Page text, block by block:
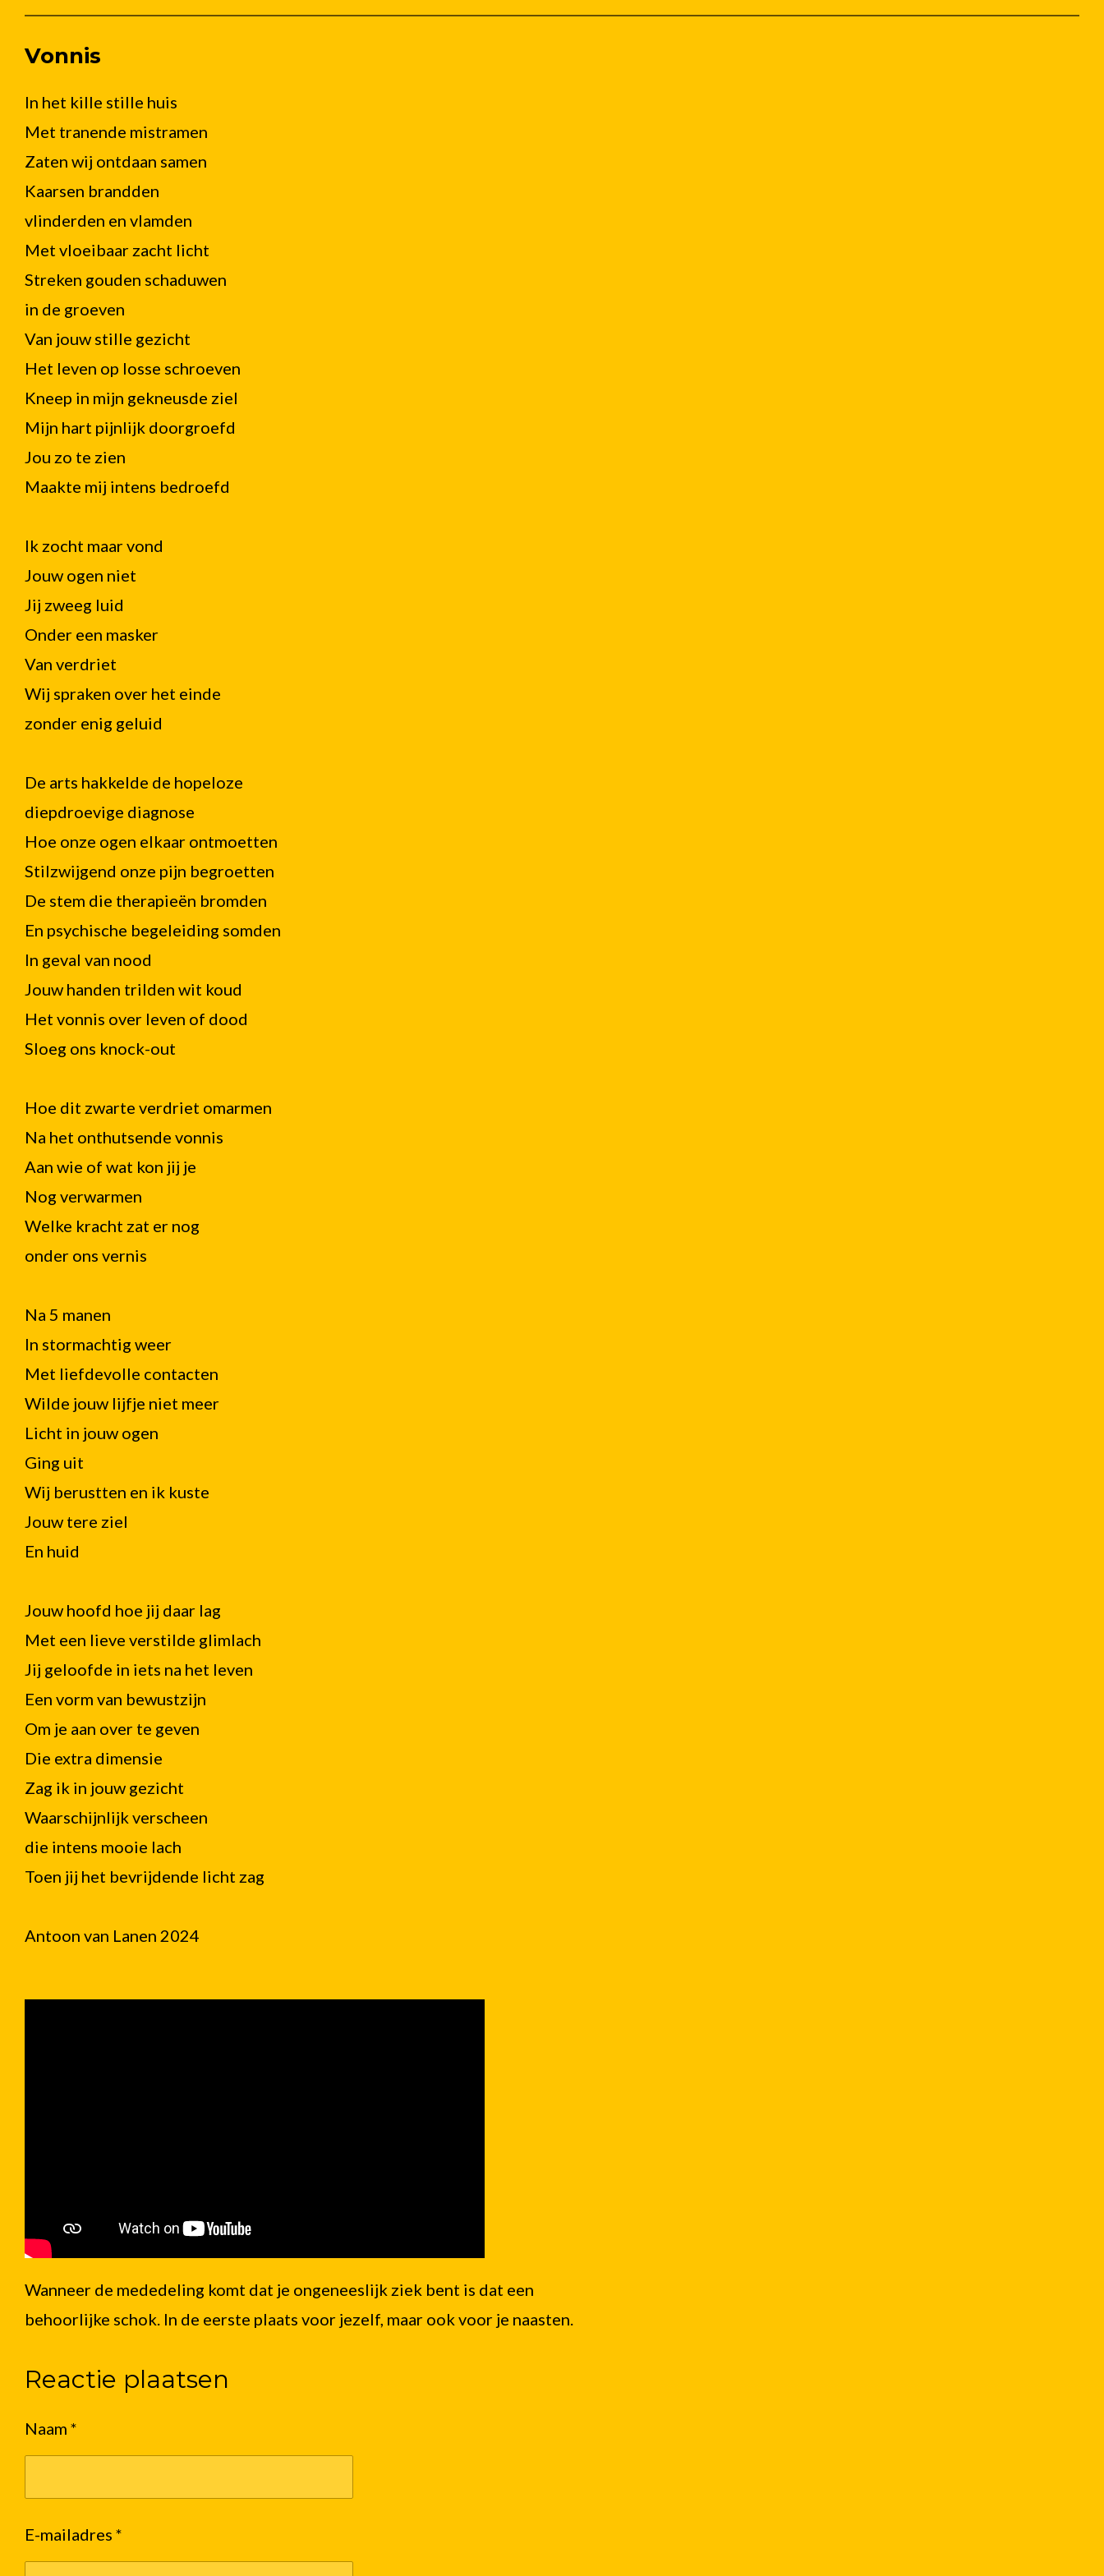
Vonnis
In het kille stille huis
Met tranende mistramen
Zaten wij ontdaan samen
Kaarsen brandden
vlinderden en vlamden
Met vloeibaar zacht licht
Streken gouden schaduwen
in de groeven
Van jouw stille gezicht
Het leven op losse schroeven
Kneep in mijn gekneusde ziel
Mijn hart pijnlijk doorgroefd
Jou zo te zien
Maakte mij intens bedroefd
Ik zocht maar vond
Jouw ogen niet
Jij zweeg luid
Onder een masker
Van verdriet
Wij spraken over het einde
zonder enig geluid
De arts hakkelde de hopeloze
diepdroevige diagnose
Hoe onze ogen elkaar ontmoetten
Stilzwijgend onze pijn begroetten
De stem die therapieën bromden
En psychische begeleiding somden
In geval van nood
Jouw handen trilden wit koud
Het vonnis over leven of dood
Sloeg ons knock-out
Hoe dit zwarte verdriet omarmen
Na het onthutsende vonnis
Aan wie of wat kon jij je
Nog verwarmen
Welke kracht zat er nog
onder ons vernis
Na 5 manen
In stormachtig weer
Met liefdevolle contacten
Wilde jouw lijfje niet meer
Licht in jouw ogen
Ging uit
Wij berustten en ik kuste
Jouw tere ziel
En huid
Jouw hoofd hoe jij daar lag
Met een lieve verstilde glimlach
Jij geloofde in iets na het leven
Een vorm van bewustzijn
Om je aan over te geven
Die extra dimensie
Zag ik in jouw gezicht
Waarschijnlijk verscheen
die intens mooie lach
Toen jij het bevrijdende licht zag
Antoon van Lanen 2024
Wanneer de mededeling komt dat je ongeneeslijk ziek bent is dat een
behoorlijke schok. In de eerste plaats voor jezelf, maar ook voor je naasten.
Reactie plaatsen
Naam *
E-mailadres *